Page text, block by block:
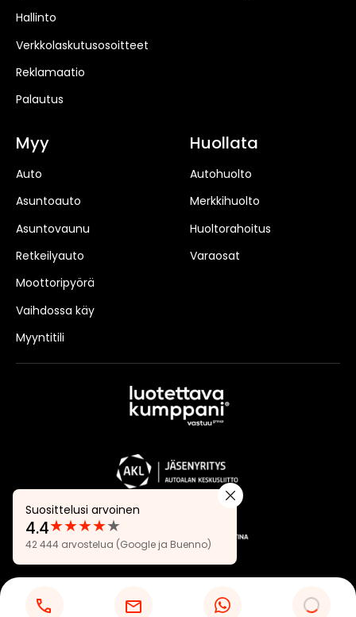
Suosittelusi arvoinen
Arvostelut:
4.4
★★★★★
4.4
42 444 arvostelua (Google ja Buenno)
Hallinto
Verkkolaskutusosoitteet
Reklamaatio
Palautus
Myy
Auto
Asuntoauto
Asuntovaunu
Retkeilyauto
Moottoripyörä
Vaihdossa käy
Myyntitili
Huollata
Autohuolto
Merkkihuolto
Huoltorahoitus
Varaosat
Tietosuojaseloste Evästeasetukset